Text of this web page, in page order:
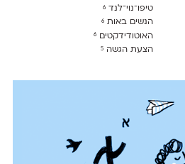
טיפו־נוי־לנד6
הנשים באות6
האוטודידקטים6
הצעת הגשה5